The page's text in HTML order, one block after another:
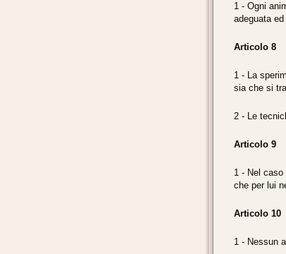
1 - Ogni
adeguata
Articolo 8
1 - La
sia che si
2 - Le
Articolo 9
1 - Nel
che per lui
Articolo 10
1 - Nessun